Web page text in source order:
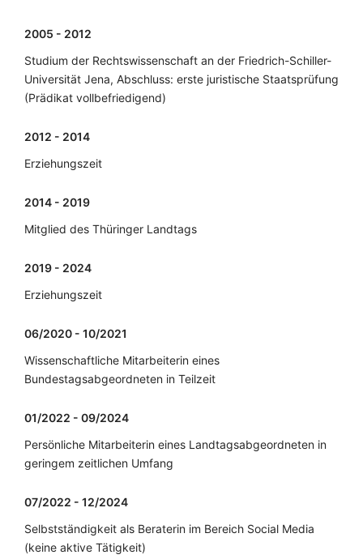
2005 - 2012
Studium der Rechtswissenschaft an der Friedrich-Schiller-
Universität Jena, Abschluss: erste juristische Staatsprüfung
(Prädikat vollbefriedigend)
2012 - 2014
Erziehungszeit
2014 - 2019
Mitglied des Thüringer Landtags
2019 - 2024
Erziehungszeit
06/2020 - 10/2021
Wissenschaftliche Mitarbeiterin eines
Bundestagsabgeordneten in Teilzeit
01/2022 - 09/2024
Persönliche Mitarbeiterin eines Landtagsabgeordneten in
geringem zeitlichen Umfang
07/2022 - 12/2024
Selbstständigkeit als Beraterin im Bereich Social Media
(keine aktive Tätigkeit)